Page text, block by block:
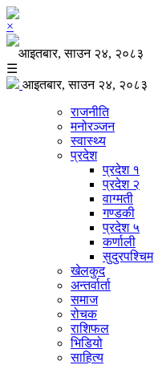
×
आइतबार, साउन २४, २०८३
☰
आइतबार, साउन २४, २०८३
राजनीति
मनोरञ्जन
स्वास्थ्य
प्रदेश
प्रदेश १
प्रदेश २
वाग्मती
गण्डकी
प्रदेश ५
कर्णाली
सुदुरपश्चिम
खेलकुद
अन्तर्वार्ता
समाज
रोचक
राशिफल
भिडियो
साहित्य